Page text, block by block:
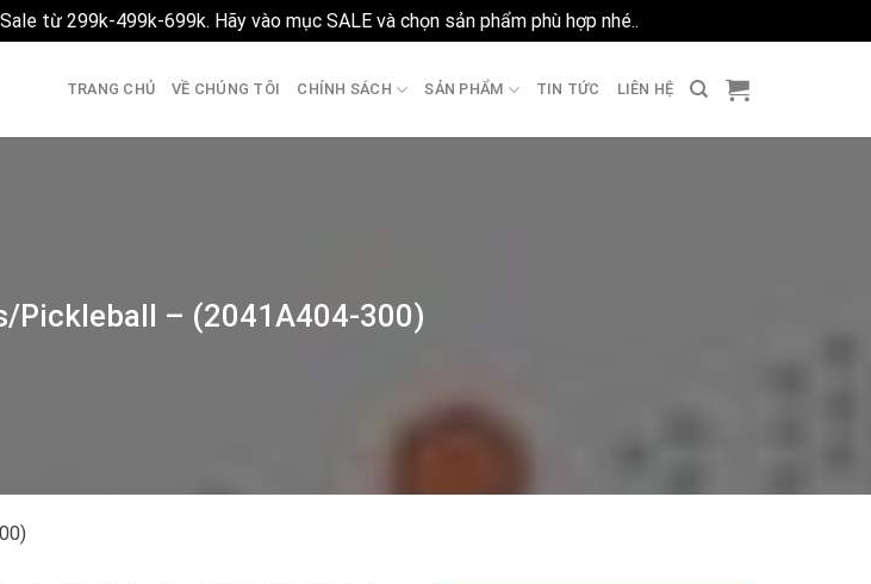
từ 299k-499k-699k. Hãy vào mục SALE và chọn sản phẩm phù hợp nhé..
TRANG CHỦ VỀ CHÚNG TÔI CHÍNH SÁCH SẢN PHẨM TIN TỨC LIÊN HỆ
Pickleball – (2041A404-300)